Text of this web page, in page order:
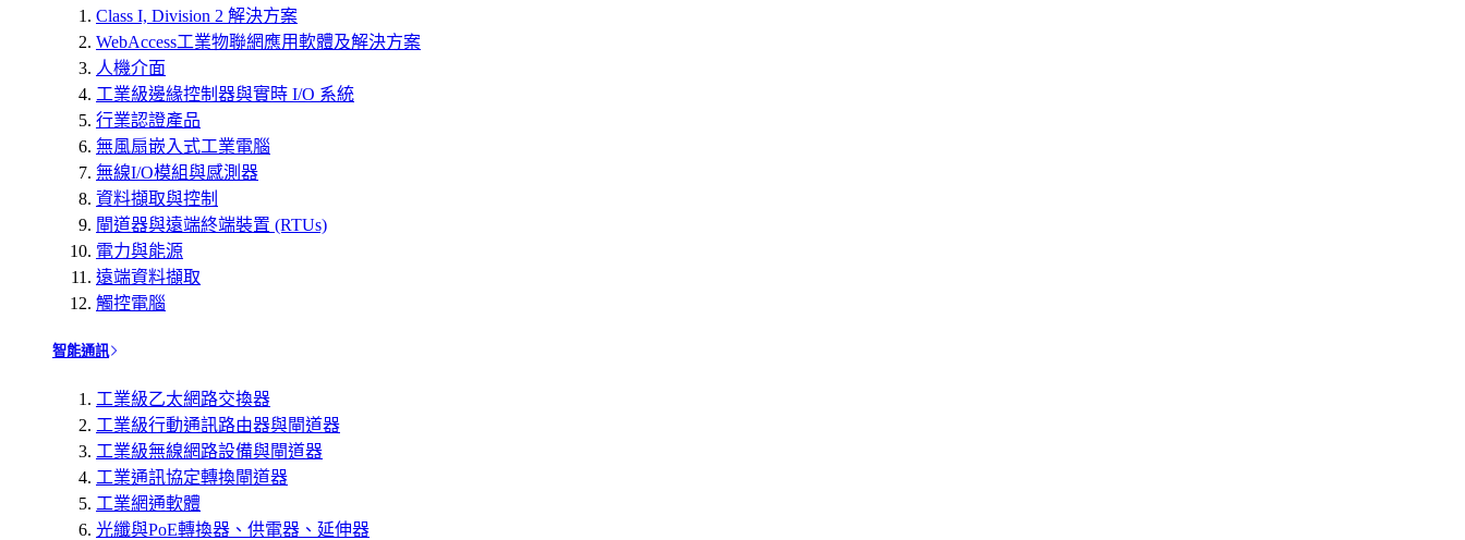
Class I, Division 2 解決方案
WebAccess工業物聯網應用軟體及解決方案
人機介面
工業級邊緣控制器與實時 I/O 系統
行業認證產品
無風扇嵌入式工業電腦
無線I/O模組與感測器
資料擷取與控制
閘道器與遠端終端裝置 (RTUs)
電力與能源
遠端資料擷取
觸控電腦
智能通訊
工業級乙太網路交換器
工業級行動通訊路由器與閘道器
工業級無線網路設備與閘道器
工業通訊協定轉換閘道器
工業網通軟體
光纖與PoE轉換器、供電器、延伸器